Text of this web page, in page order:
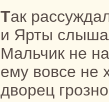
Так paссуждал кoлдун caм с собою,
и Ярты
Мальчик не
ему вовсе не
дворец